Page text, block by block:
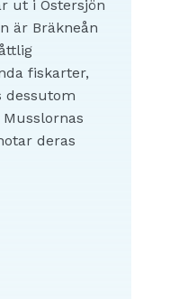
ut i Östersjön
är Bräkneån
fiskarter,
dessutom
deras